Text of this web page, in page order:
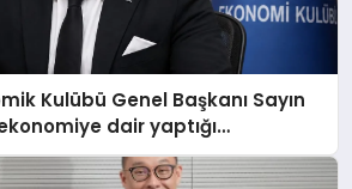
Kulübü Genel Başkanı Sayın
dair yaptığı
kaydetti: